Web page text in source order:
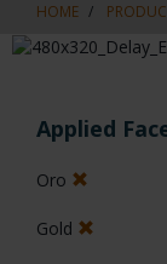
HOME
Applied
Oro
Gold